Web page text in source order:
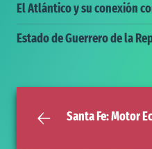
El Atlántico y su conexión
Estado de Guerrero de la
Santa Fe: Motor